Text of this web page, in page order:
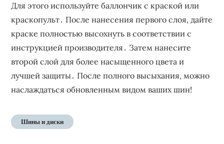
Для этого используйте баллончик с краской или
краскопульт․ После нанесения первого слоя, дайте
краске полностью высохнуть в соответствии с
инструкцией производителя․ Затем нанесите
второй слой для более насыщенного цвета и
лучшей защиты․ После полного высыхания, можно
наслаждаться обновленным видом ваших шин!
Шины и диски